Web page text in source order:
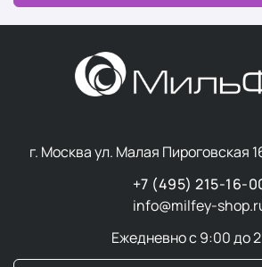
г. Москва ул. Малая Пироговская
+7 (495) 215-16-
info@milfey-
Ежедневно с 9:00 до